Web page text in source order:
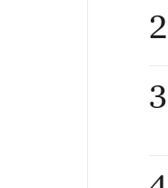
2
3